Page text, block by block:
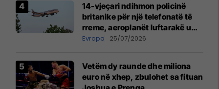
14-vjeçari ndihmon policinë
britanike për një telefonatë të
rreme, aeroplanët luftarakë u
ngritën në ajër për të
Mançesterit
Evropa 25/07/2026
Vetëm dy raunde dhe miliona
euro në xhep, zbulohet sa fituan